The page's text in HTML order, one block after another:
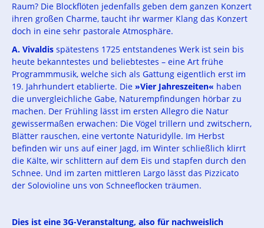
Raum? Die Blockflöten jedenfalls geben dem ganzen Konzert
ihren großen Charme, taucht ihr warmer Klang das Konzert
doch in eine sehr pastorale Atmosphäre.
A. Vivaldis spätestens 1725 entstandenes Werk ist sein bis
heute bekanntestes und beliebtestes – eine Art frühe
Programmmusik, welche sich als Gattung eigentlich erst im
19. Jahrhundert etablierte. Die»Vier Jahreszeiten« haben
die unvergleichliche Gabe, Naturempfindungen hörbar zu
machen. Der Frühling lässt im ersten Allegro die Natur
gewissermaßen erwachen: Die Vögel trillern und zwitschern,
Blätter rauschen, eine vertonte Naturidylle. Im Herbst
befinden wir uns auf einer Jagd, im Winter schließlich klirrt
die Kälte, wir schlittern auf dem Eis und stapfen durch den
Schnee. Und im zarten mittleren Largo lässt das Pizzicato
der Solovioline uns von Schneeflocken träumen.
Dies ist eine 3G-Veranstaltung, also für nachweislich